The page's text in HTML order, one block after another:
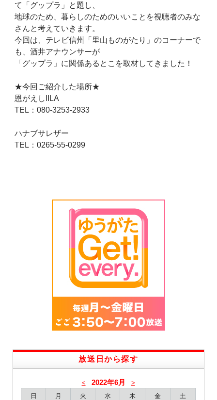
て「グップラ」と題し、
地球のため、暮らしのためのいいことを視聴者のみな
さんと考えていきます。
今回は、テレビ信州「里山ものがたり」のコーナーで
も、酒井アナウンサーが
「グップラ」に関係あるとこを取材してきました！
★今回ご紹介した場所★
恩がえしIILA
TEL：080-3253-2933
ハナブサレザー
TEL：0265-55-0299
放送日から探す
< 2022年6月
>
日
月 火 水 木 金 土